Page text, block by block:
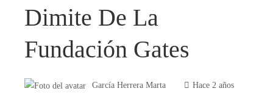
Dimite De La
Fundación Gates
García Herrera Marta Hace 2 años